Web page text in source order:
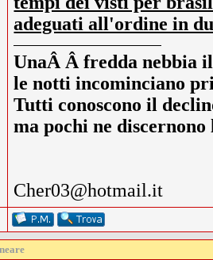
adeguati all'ordine in
UnaÂ Â fredda nebbia
le notti incominciano
Tutti conoscono il
ma pochi ne
Cher03@hotmail.it